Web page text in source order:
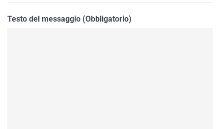
Testo del messaggio (Obbligatorio)